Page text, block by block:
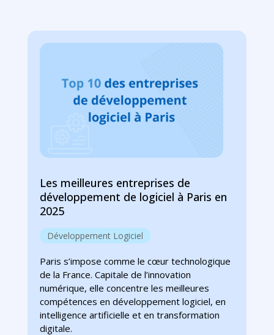
Les meilleures entreprises de
développement de logiciel à Paris en
2025
Développement Logiciel
Paris s’impose comme le cœur technologique
de la France. Capitale de l’innovation
numérique, elle concentre les meilleures
compétences en développement logiciel, en
intelligence artificielle et en transformation
digitale.